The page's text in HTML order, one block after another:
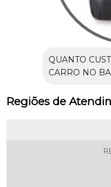
QUANTO
CARRO NO
Regiões de